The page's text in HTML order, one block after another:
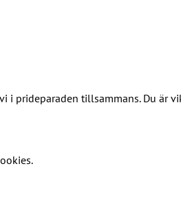
i prideparaden tillsammans. Du är